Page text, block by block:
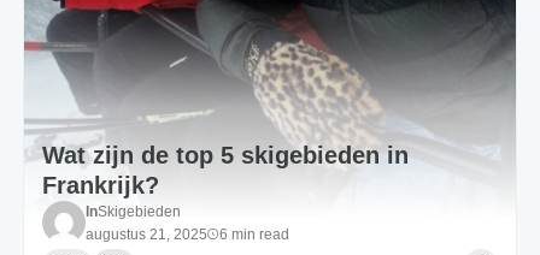
Wat zijn de top 5 skigebieden in
Frankrijk?
InSkigebieden
augustus 21, 2025
6 min read